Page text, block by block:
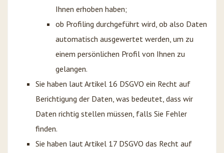
Ihnen erhoben haben;
ob Profiling durchgeführt wird, ob also Daten
automatisch ausgewertet werden, um zu
einem persönlichen Profil von Ihnen zu
gelangen.
Sie haben laut Artikel 16 DSGVO ein Recht auf
Berichtigung der Daten, was bedeutet, dass wir
Daten richtig stellen müssen, falls Sie Fehler
finden.
Sie haben laut Artikel 17 DSGVO das Recht auf